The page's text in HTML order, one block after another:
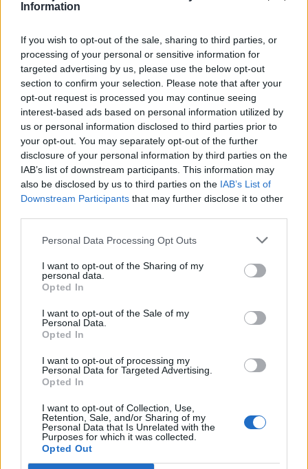
Information
If you wish to opt-out of the sale, sharing to third parties, or
processing of your personal or sensitive information for
targeted advertising by us, please use the below opt-out
section to confirm your selection. Please note that after your
opt-out request is processed you may continue seeing
interest-based ads based on personal information utilized by
us or personal information disclosed to third parties prior to
your opt-out. You may separately opt-out of the further
disclosure of your personal information by third parties on the
IAB’s list of downstream participants. This information may
also be disclosed by us to third parties on the IAB’s List of
Downstream Participants that may further disclose it to other
Personal Data Processing Opt Outs
I want to opt-out of the Sharing of my
personal data.
Opted In
I want to opt-out of the Sale of my
Personal Data.
Opted In
I want to opt-out of processing my
Personal Data for Targeted Advertising.
Opted In
I want to opt-out of Collection, Use,
Retention, Sale, and/or Sharing of my
Personal Data that Is Unrelated with the
Purposes for which it was collected.
Opted Out
bozenkama (před 22 hodinami)
standa48
(před 22 hodinami)
ALENKO MILÁČKU MŮJ